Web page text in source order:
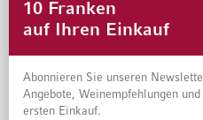
10 Franken
auf Ihren Einkauf
Abonnieren Sie unseren
Angebote, Weinempfehlungen
ersten Einkauf.